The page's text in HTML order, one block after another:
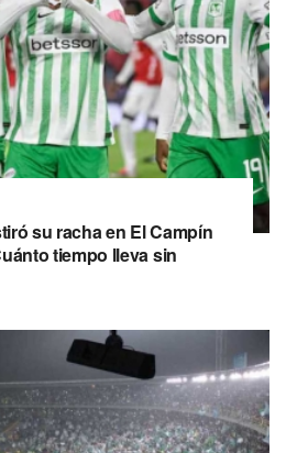
su racha en El Campín
tiempo lleva sin